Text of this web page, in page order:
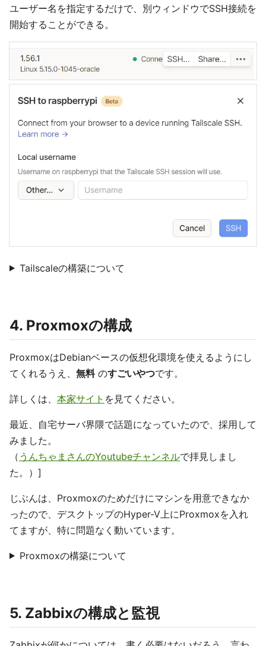
ユーザー名を指定するだけで、別ウィンドウでSSH接続を
開始することができる。
Tailscaleの構築について
4. Proxmoxの構成
ProxmoxはDebianベースの仮想化環境を使えるようにし
てくれるうえ、 無料のすごいやつです。
詳しくは、 本家サイト を見てください。
最近、自宅サーバ界隈で話題になっていたので、採用して
みました。
（ うんちゃまさんのYoutubeチャンネルで拝見しまし
た。）]
じぶんは、Proxmoxのためだけにマシンを用意できなか
ったので、デスクトップのHyper-V上にProxmoxを入れ
てますが、特に問題なく動いています。
Proxmoxの構築について
5. Zabbixの構成と監視